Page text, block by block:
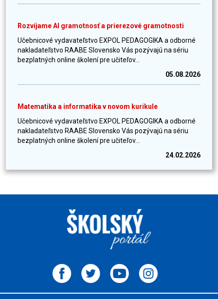
Rozvíjame AI gramotnosť a prierezové gramotnosti
Učebnicové vydavateľstvo EXPOL PEDAGOGIKA a odborné
nakladateľstvo RAABE Slovensko Vás pozývajú na sériu
bezplatných online školení pre učiteľov...
05.08.2026
Matematika a informatika v novom kurikule
Učebnicové vydavateľstvo EXPOL PEDAGOGIKA a odborné
nakladateľstvo RAABE Slovensko Vás pozývajú na sériu
bezplatných online školení pre učiteľov...
24.02.2026